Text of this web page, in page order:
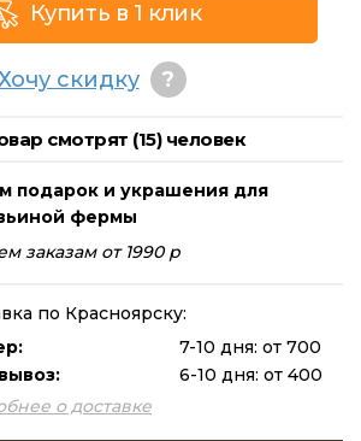
Купить в 1 клик
скидку ?
смотрят (15) человек
подарок и украшения для
фермы
заказам от 1990 р
по Красноярску:
7-10 дня: от 700
6-10 дня: от 400
о доставке